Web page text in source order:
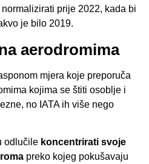
prije 2022, kada bi
je bilo 2019.
aerodromima
mjera koje preporuča
kojima se štiti osoblje i
no IATA ih više nego
odlučile koncentrirati svoje
preko kojeg pokušavaju